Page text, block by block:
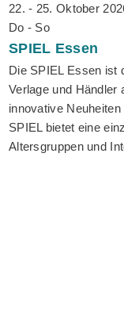
22. - 25. Oktober
Do - So
SPIEL Essen
Die SPIEL Essen ist
Verlage und Händler
innovative
SPIEL bietet eine
Altersgruppen und